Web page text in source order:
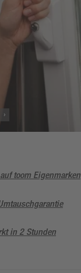
toom Eigenmarken
in 2 Stunden